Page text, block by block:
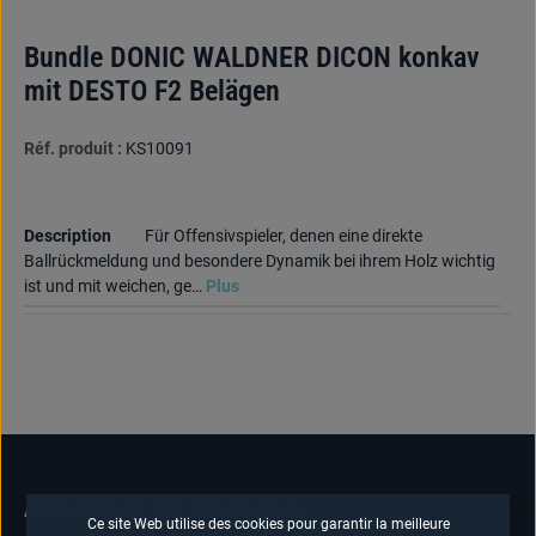
Bundle DONIC WALDNER DICON konkav
mit DESTO F2 Belägen
Réf. produit : KS10091
Description
Für Offensivspieler, denen eine direkte
Ballrückmeldung und besondere Dynamik bei ihrem Holz wichtig
ist und mit weichen, ge… Plus
ASSISTANCE TÉLÉPHONIQUE
Ce site Web utilise des cookies pour garantir la meilleure